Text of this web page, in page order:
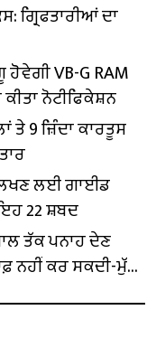
ਗ੍ਰਿਫਤਾਰੀਆਂ ਦਾ
VB-G RAM
ਨੋਟੀਫਿਕੇਸ਼ਨ
ਤੇ 9 ਜ਼ਿੰਦਾ ਕਾਰਤੂਸ
ਲਈ ਗਾਈਡ
22 ਸ਼ਬਦ
ਤੱਕ ਪਨਾਹ ਦੇਣ
ਨਹੀਂ ਕਰ ਸਕਦੀ-ਮੁੱਖ